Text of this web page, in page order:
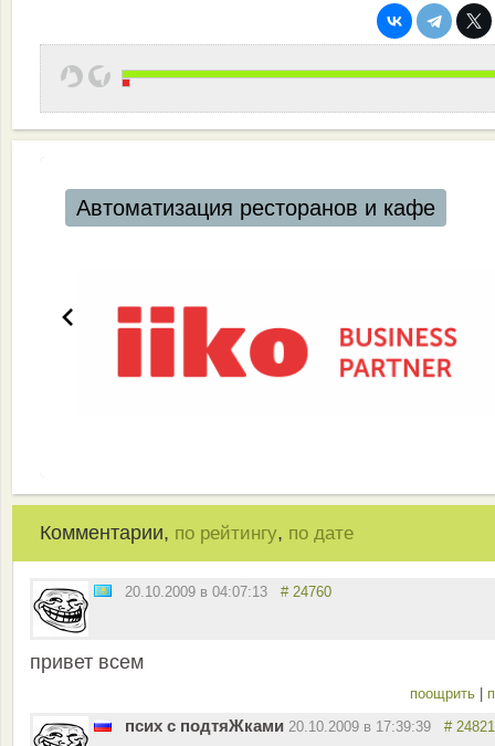
Автоматизация ресторанов и кафе
Комментарии, по рейтингу, по дате
20.10.2009 в 04:07:13 # 24760
привет всем
поощрить
псих с подтяЖками 20.10.2009 в 17:39:39 # 24821